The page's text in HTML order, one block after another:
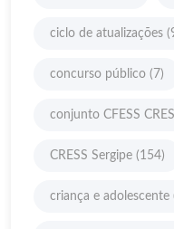
ciclo de atualizações
concurso público (7)
conjunto CFESS
CRESS Sergipe (154)
criança e adolescente